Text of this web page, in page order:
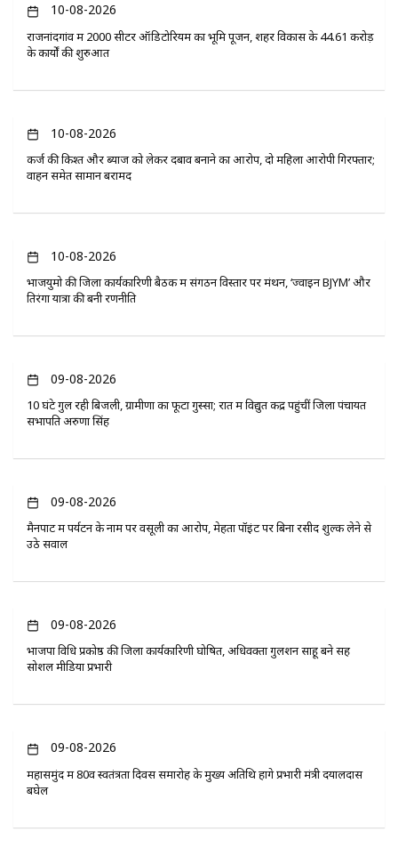
10-08-2026
राजनांदगांव में 2000 सीटर ऑडिटोरियम का भूमि पूजन, शहर विकास के 44.61 करोड़
के कार्यों की शुरुआत
10-08-2026
कर्ज की किश्त और ब्याज को लेकर दबाव बनाने का आरोप, दो महिला आरोपी गिरफ्तार;
वाहन समेत सामान बरामद
10-08-2026
भाजयुमो की जिला कार्यकारिणी बैठक में संगठन विस्तार पर मंथन, ‘ज्वाइन BJYM’ और
तिरंगा यात्रा की बनी रणनीति
09-08-2026
10 घंटे गुल रही बिजली, ग्रामीणों का फूटा गुस्सा; रात में विद्युत केंद्र पहुंचीं जिला पंचायत
सभापति अरुणा सिंह
09-08-2026
मैनपाट में पर्यटन के नाम पर वसूली का आरोप, मेहता पॉइंट पर बिना रसीद शुल्क लेने से
उठे सवाल
09-08-2026
भाजपा विधि प्रकोष्ठ की जिला कार्यकारिणी घोषित, अधिवक्ता गुलशन साहू बने सह
सोशल मीडिया प्रभारी
09-08-2026
महासमुंद में 80वें स्वतंत्रता दिवस समारोह के मुख्य अतिथि होंगे प्रभारी मंत्री दयालदास
बघेल